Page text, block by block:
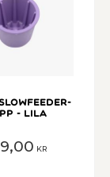
- Lila
KR